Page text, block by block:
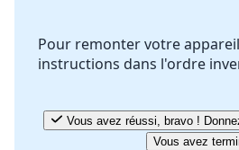
Annuler
Pour remonter votre
instructions dans l'ordre
Vous avez réussi, bravo !
Vous avez